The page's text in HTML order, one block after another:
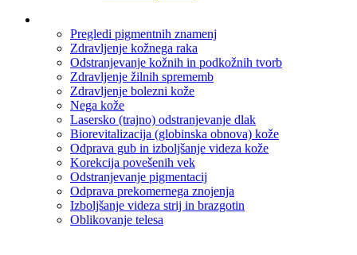
Pregledi pigmentnih znamenj
Zdravljenje kožnega raka
Odstranjevanje kožnih in podkožnih tvorb
Zdravljenje žilnih sprememb
Zdravljenje bolezni kože
Nega kože
Lasersko (trajno) odstranjevanje dlak
Biorevitalizacija (globinska obnova) kože
Odprava gub in izboljšanje videza kože
Korekcija povešenih vek
Odstranjevanje pigmentacij
Odprava prekomernega znojenja
Izboljšanje videza strij in brazgotin
Oblikovanje telesa